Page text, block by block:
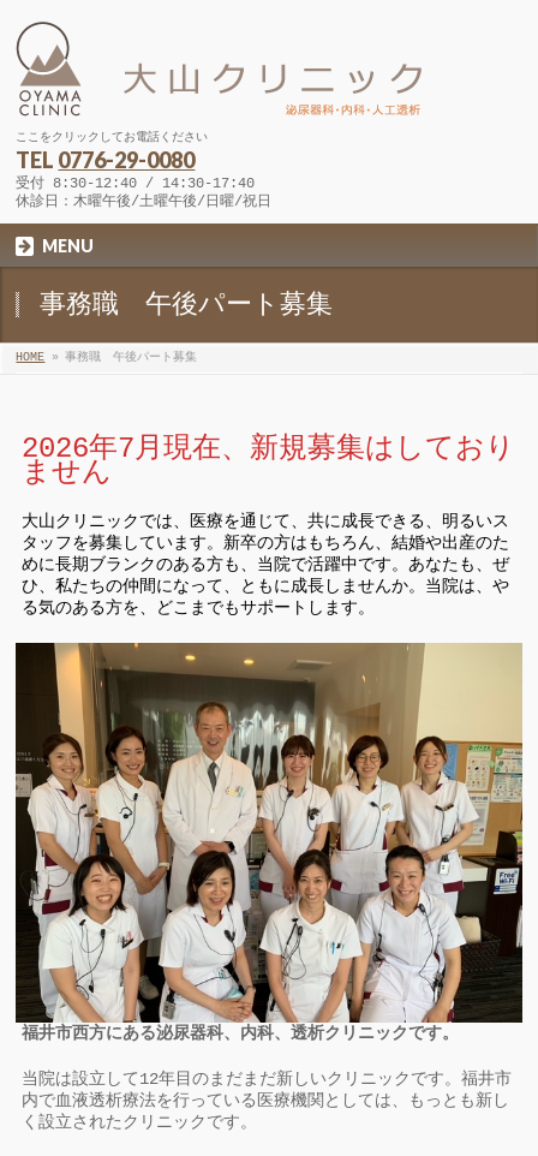
ここをクリックしてお電話ください
TEL 0776-29-0080
受付 8:30-12:40 / 14:30-17:40
休診日：木曜午後/土曜午後/日曜/祝日
MENU
事務職 午後パート募集
HOME » 事務職 午後パート募集
2026年7月現在、新規募集はしており
ません
大山クリニックでは、医療を通じて、共に成長できる、明るいス
タッフを募集しています。新卒の方はもちろん、結婚や出産のた
めに長期ブランクのある方も、当院で活躍中です。あなたも、ぜ
ひ、私たちの仲間になって、ともに成長しませんか。当院は、や
る気のある方を、どこまでもサポートします。
福井市西方にある泌尿器科、内科、透析クリニックです。
当院は設立して12年目のまだまだ新しいクリニックです。福井市
内で血液透析療法を行っている医療機関としては、もっとも新し
く設立されたクリニックです。